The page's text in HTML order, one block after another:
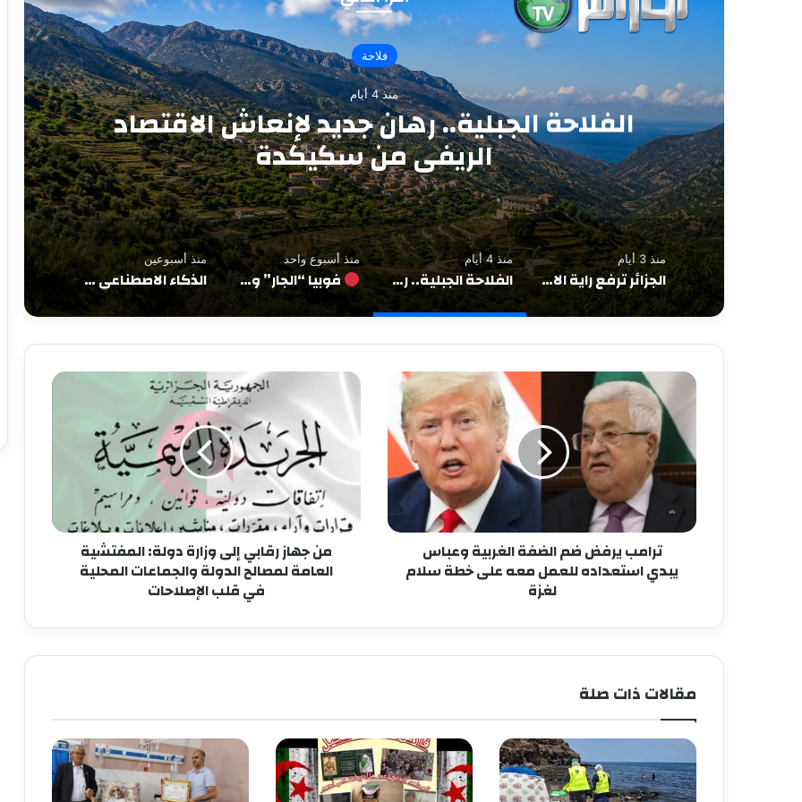
وطني
منذ أسبوع واحد
فوبيا “الجار” وصمت “الأغيار”: عن سيادة تُرفع
في وجه الشقيق وتتوارى أمام الغريب
منذ 3 أيام
الجزائر ترفع راية الابتكار في سيلفرستون… تكريم صُنّاع أول سيارة سباق جزائرية بعد إنجاز عالمي
منذ 4 أيام
الفلاحة الجبلية.. رهان جديد لإنعاش الاقتصاد الريفي من سكيكدة
منذ أسبوع واحد
فوبيا “الجار” وصمت “الأغيار”: عن سيادة تُرفع في وجه الشقيق وتتوارى أمام الغريب
منذ أسبوعين
الذكاء الاصطناعي والجيل الخامس عاملان مهمان في تطوير الاقتصاد وتحسين الخدمات الاجتماعية
ترامب يرفض ضم الضفة الغربية وعباس
يبدي استعداده للعمل معه على خطة سلام
لغزة
من جهاز رقابي إلى وزارة دولة: المفتشية
العامة لمصالح الدولة والجماعات المحلية
في قلب الإصلاحات
مقالات ذات صلة